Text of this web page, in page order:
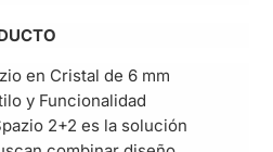
en Cristal de 6 mm
y Funcionalidad
2+2 es la solución